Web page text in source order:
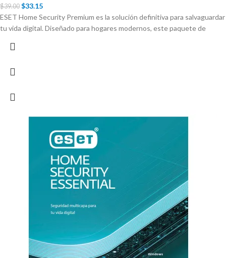
$39.00 $33.15
ESET Home Security Premium es la solución definitiva para salvaguardar
tu vida digital. Diseñado para hogares modernos, este paquete de